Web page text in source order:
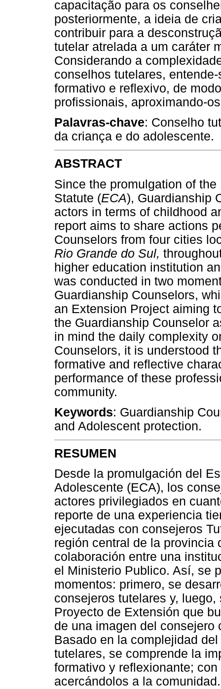
capacitação para os
posteriormente, a ideia de
contribuir para a
tutelar atrelada a um caráter
Considerando a
conselhos tutelares,
formativo e reflexivo, de
profissionais, aproximando-
Palavras-chave: Conselho
da criança e do adolescente.
ABSTRACT
Since the promulgation of
Statute (ECA), Guardianship
actors in terms of childhood
report aims to share actions
Counselors from four cities
Rio Grande do Sul,
higher education institution
was conducted in two
Guardianship Counselors,
an Extension Project aiming
the Guardianship Counselor
in mind the daily complexity
Counselors, it is understood
formative and reflective
performance of these
community.
Keywords: Guardianship
and Adolescent protection.
RESUMEN
Desde la promulgación del
Adolescente (ECA), los
actores privilegiados en
reporte de una experiencia
ejecutadas con consejeros
región central de la provincia
colaboración entre una
el Ministerio Publico. Así, se
momentos: primero, se
consejeros tutelares y,
Proyecto de Extensión que
de una imagen del consejero
Basado en la complejidad
tutelares, se comprende la
formativo y reflexionante;
acercándolos a la comunidad.